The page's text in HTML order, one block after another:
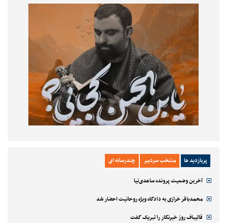
پربازدید ها منتخب سردبیر چندرسانه ای
آخرین وضعیت پرونده ساعدی‌نیا
محمدباقر خرازی به دادگاه ویژه روحانیت احضار شد
قالیباف روز خبرنگار را تبریک گفت